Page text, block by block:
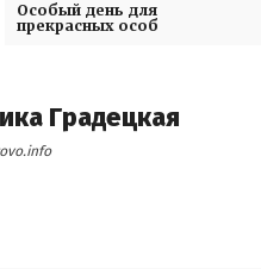
Особый день для
прекрасных особ
Градецкая